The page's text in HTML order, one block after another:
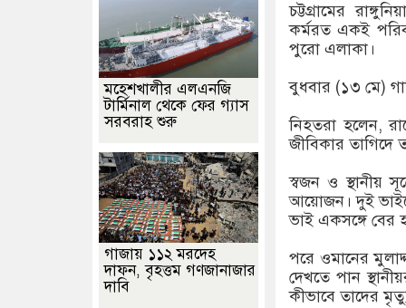
চট্টগ্রামের
কর্মরত একই
পুরো এলাকা।
বুধবার (১৩ মে)
নিহতরা হলেন,
জীবিকার তাগিদে
স্বজন ও স্থানীয়
আয়োজন। দুই
ভাই একসঙ্গে বের
পরে ওমানের
দেখতে পান
কীভাবে তাদের
মহেশখালীর এলএনজি
টার্মিনাল থেকে ফের গ্যাস
সরবরাহ শুরু
গাজায় ১১২ মরদেহ
দাফন, বৃহত্তম গণজানাজার
দাবি